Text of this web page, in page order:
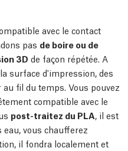
avec le contact
pas de boire ou de
3D de façon répétée. A
surface d'impression, des
fil du temps. Vous pouvez
compatible avec le
post-traitez du PLA, il est
eau, vous chaufferez
il fondra localement et